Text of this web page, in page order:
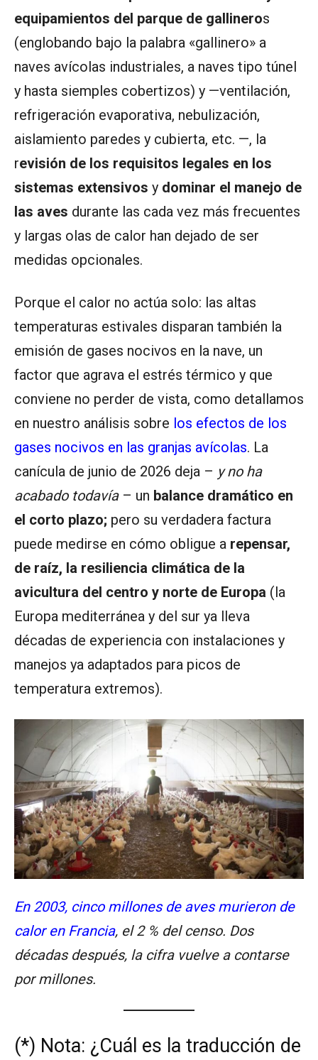
equipamientos del parque de gallineros
(englobando bajo la palabra «gallinero» a
naves avícolas industriales, a naves tipo túnel
y hasta siemples cobertizos) y —ventilación,
refrigeración evaporativa, nebulización,
aislamiento paredes y cubierta, etc. —, la
revisión de los requisitos legales en los
sistemas extensivos y dominar el manejo de
las aves durante las cada vez más frecuentes
y largas olas de calor han dejado de ser
medidas opcionales.
Porque el calor no actúa solo: las altas
temperaturas estivales disparan también la
emisión de gases nocivos en la nave, un
factor que agrava el estrés térmico y que
conviene no perder de vista, como detallamos
en nuestro análisis sobre los efectos de los
gases nocivos en las granjas avícolas. La
canícula de junio de 2026 deja – y no ha
acabado todavía– un balance dramático en
el corto plazo; pero su verdadera factura
puede medirse en cómo obligue a repensar,
de raíz, la resiliencia climática de la
avicultura del centro y norte de Europa (la
Europa mediterránea y del sur ya lleva
décadas de experiencia con instalaciones y
manejos ya adaptados para picos de
temperatura extremos).
En 2003, cinco millones de aves murieron de
calor en Francia, el 2 % del censo. Dos
décadas después, la cifra vuelve a contarse
por millones.
(*) Nota: ¿Cuál es la traducción de